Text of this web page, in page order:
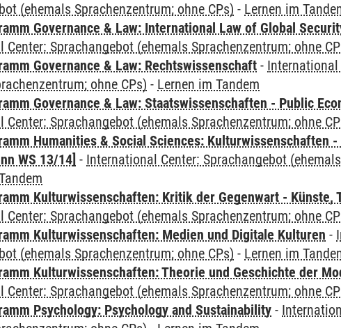
(ehemals Sprachenzentrum; ohne CPs) - Lernen im
Governance & Law: International Law of Global
Center: Sprachangebot (ehemals Sprachenzentrum; ohne
Governance & Law: Rechtswissenschaft - International
ohne CPs) - Lernen im Tandem
Governance & Law: Staatswissenschaften - Public
Center: Sprachangebot (ehemals Sprachenzentrum; ohne
Humanities & Social Sciences: Kulturwissenschaften
WS 13/14] - International Center: Sprachangebot
Kulturwissenschaften: Kritik der Gegenwart - Künste,
Center: Sprachangebot (ehemals Sprachenzentrum; ohne
Kulturwissenschaften: Medien und Digitale Kulturen -
(ehemals Sprachenzentrum; ohne CPs) - Lernen im
Kulturwissenschaften: Theorie und Geschichte der
Center: Sprachangebot (ehemals Sprachenzentrum; ohne
Psychology: Psychology and Sustainability -